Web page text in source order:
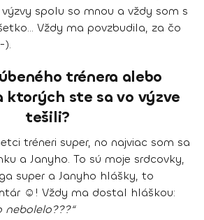
spolu so mnou a vždy som s
Vždy ma povzbudila, za čo
).
trénera alebo
ktorých ste sa vo výzve
tešili?
tréneri super, no najviac som sa
a Janyho. To sú moje srdcovky,
super a Janyho hlášky, to
☺! Vždy ma dostal hláškou:
nebolelo???“